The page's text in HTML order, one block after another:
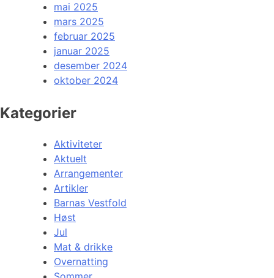
mai 2025
mars 2025
februar 2025
januar 2025
desember 2024
oktober 2024
Kategorier
Aktiviteter
Aktuelt
Arrangementer
Artikler
Barnas Vestfold
Høst
Jul
Mat & drikke
Overnatting